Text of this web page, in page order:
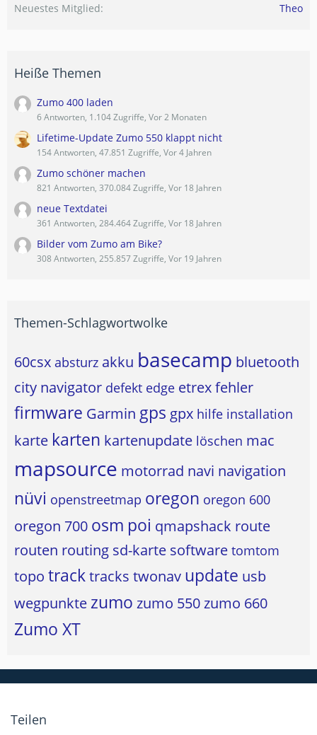
Neuestes Mitglied
Theo
Heiße Themen
Zumo 400 laden
6 Antworten, 1.104 Zugriffe, Vor 2 Monaten
Lifetime-Update Zumo 550 klappt nicht
154 Antworten, 47.851 Zugriffe, Vor 4 Jahren
Zumo schöner machen
821 Antworten, 370.084 Zugriffe, Vor 18 Jahren
neue Textdatei
361 Antworten, 284.464 Zugriffe, Vor 18 Jahren
Bilder vom Zumo am Bike?
308 Antworten, 255.857 Zugriffe, Vor 19 Jahren
Themen-Schlagwortwolke
60csx absturz akku basecamp bluetooth
city navigator defekt edge etrexfehler
firmware Garmin gps gpx hilfe installation
karte karten kartenupdate löschen mac
mapsource motorrad navi navigation
nüvi openstreetmap oregon oregon 600
oregon 700 osm poi qmapshack route
routen routing sd-karte software tomtom
topo tracktracks twonav update usb
wegpunkte zumo zumo 550zumo 660
Zumo XT
Teilen